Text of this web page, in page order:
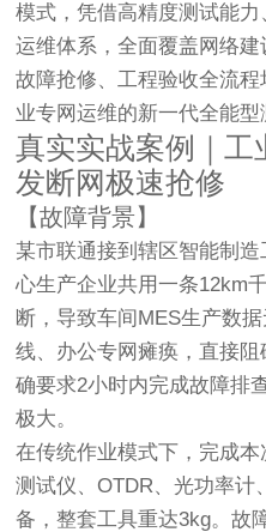
模式，凭借高精度测试能
运维体系，全面覆盖网络建
故障抢修、工程验收全流
业专网运维的新一代全能型
真实实战案例｜工
发断网极速抢修
【故障背景】
某市联通接到辖区智能制
心生产企业共用一条12km
断，导致车间MES生产数
线、办公专网瘫痪，直接
确要求2小时内完成故障排
极大。
在传统作业模式下，完成
测试仪、OTDR、光功率计
备，整套工具重达3kg。故